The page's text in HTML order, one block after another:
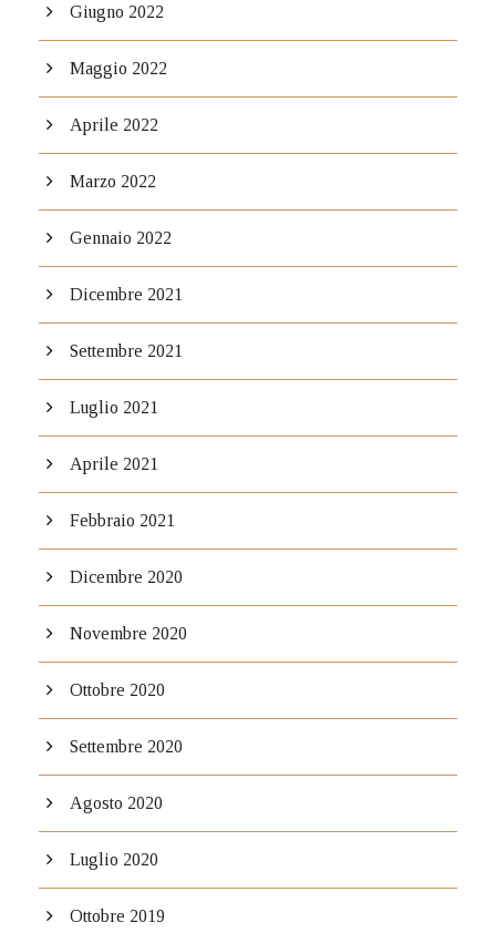
Giugno 2022
Maggio 2022
Aprile 2022
Marzo 2022
Gennaio 2022
Dicembre 2021
Settembre 2021
Luglio 2021
Aprile 2021
Febbraio 2021
Dicembre 2020
Novembre 2020
Ottobre 2020
Settembre 2020
Agosto 2020
Luglio 2020
Ottobre 2019